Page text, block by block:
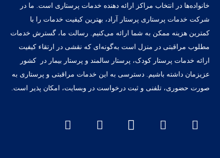
خانواده‌ها در انتخاب مراکز ارائه دهنده خدمات پرستاری است. ما در
شرکت خدمات پرستاری پرستار آراد، بهترین کیفیت خدمات را با
کمترین هزینه ممکن به شما ارائه می‌کنیم. رسالت ما، گسترش خدمات
مطلوب مراقبتی در منزل است به‌گونه‌ای که نقشی در ارتقاء کیفیت
ارائه خدمات پرستار کودک، پرستار سالمند و پرستار بیمار در کشور
عزیزمان داشته‌ باشیم. دسترسی به این خدمات مراقبتی و پرستاری به
صورت حضوری، تلفنی و ثبت درخواست در وبسایت، امکان پذیر است.